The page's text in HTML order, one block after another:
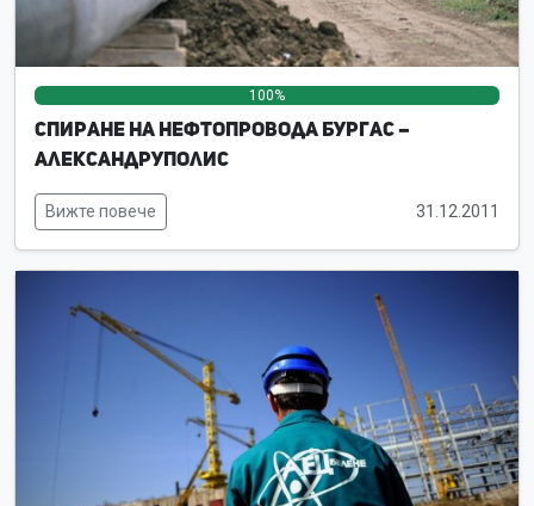
100%
Спиране на нефтопровода Бургас –
Александруполис
Вижте повече 31.12.2011